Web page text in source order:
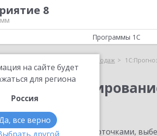
8
на сайте будет
для региона
Россия
все верно
Программы 1С
1С:Прогнозирование продаж
с информационными карточками,